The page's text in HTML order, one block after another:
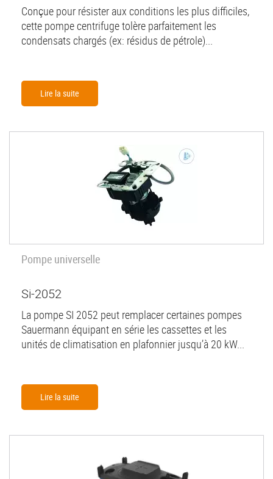
Conçue pour résister aux conditions les plus difficiles,
cette pompe centrifuge tolère parfaitement les
condensats chargés (ex: résidus de pétrole)...
Lire la suite
Pompe universelle
Si-2052
La pompe SI 2052 peut remplacer certaines pompes
Sauermann équipant en série les cassettes et les
unités de climatisation en plafonnier jusqu’à 20 kW...
Lire la suite